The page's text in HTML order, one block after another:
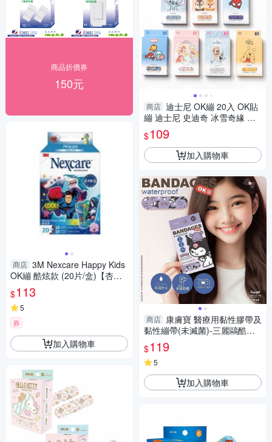
商品折價券
150元
商店 3M Nexcare Happy Kids
OK繃 酷炫款 (20片/盒)【杏
一】
$113
5
券
加入購物車
商店 迪士尼 OK繃 20入 OK貼
繃 迪士尼 史迪奇 冰雪奇緣 蜘
蛛人 小熊維尼 舒適貼繃 傷口繃
FZ-OK01
$109
加入購物車
商店 康膚寶 醫療用黏性膠帶及
黏性繃帶(未滅菌)-三麗鷗酷洛
米貼繃(20枚/盒) OK繃 台製 禁
空運 DS025159
$119
5
加入購物車